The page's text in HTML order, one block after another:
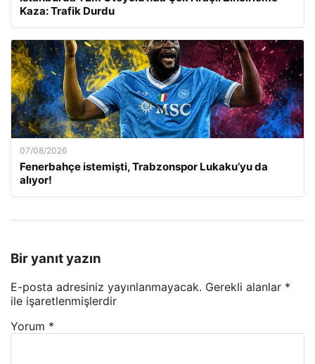
Kaza: Trafik Durdu
07/08/2026
Fenerbahçe istemişti, Trabzonspor Lukaku’yu da
alıyor!
Bir yanıt yazın
E-posta adresiniz yayınlanmayacak. Gerekli alanlar *
ile işaretlenmişlerdir
Yorum *